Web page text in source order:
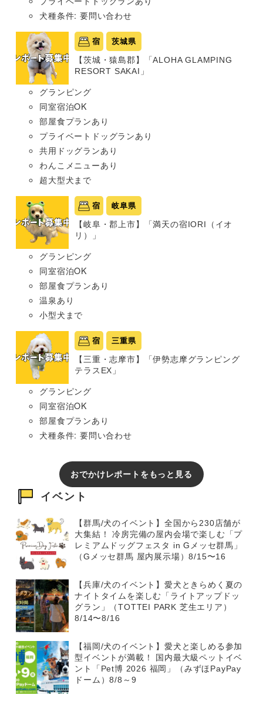
犬種条件: 要問い合わせ
宿 茨城県
【茨城・猿島郡】「ALOHA GLAMPING
RESORT SAKAI」
グランピング
同室宿泊OK
部屋食プランあり
プライベートドッグランあり
共用ドッグランあり
わんこメニューあり
超大型犬まで
宿 岐阜県
【岐阜・郡上市】「満天の宿IORI（イオ
リ）」
グランピング
同室宿泊OK
部屋食プランあり
温泉あり
小型犬まで
宿 三重県
【三重・志摩市】「伊勢志摩グランピング
テラスEX」
グランピング
同室宿泊OK
部屋食プランあり
犬種条件: 要問い合わせ
おでかけレポートをもっと見る
イベント
【群馬/犬のイベント】全国から230店舗が
大集結！ 冷房完備の屋内会場で楽しむ「プ
レミアムドッグフェスタ in Gメッセ群馬」
（Gメッセ群馬 屋内展示場）8/15〜16
【兵庫/犬のイベント】愛犬ときらめく夏の
ナイトタイムを楽しむ「ライトアップドッ
グラン」（TOTTEI PARK 芝生エリア）
8/14〜8/16
【福岡/犬のイベント】愛犬と楽しめる参加
型イベントが満載！ 国内最大級ペットイベ
ント「Pet博 2026 福岡」（みずほPayPay
ドーム）8/8～9